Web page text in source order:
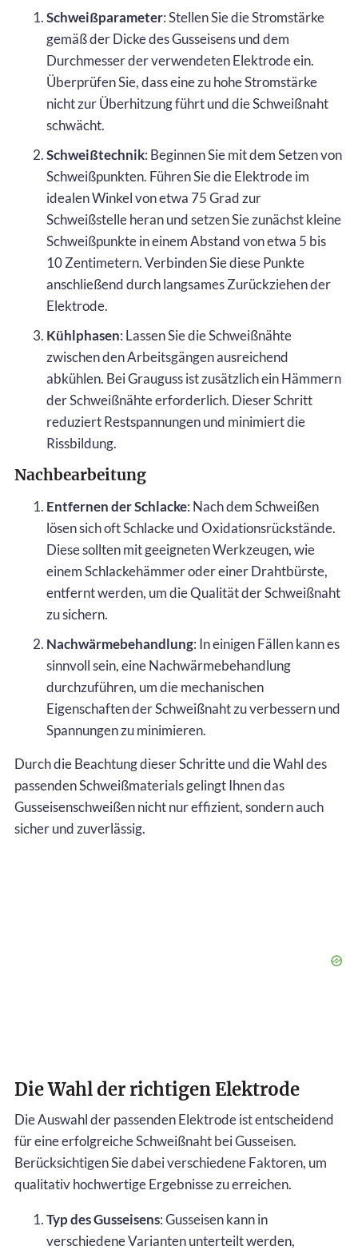
Schweißparameter: Stellen Sie die Stromstärke
gemäß der Dicke des Gusseisens und dem
Durchmesser der verwendeten Elektrode ein.
Überprüfen Sie, dass eine zu hohe Stromstärke
nicht zur Überhitzung führt und die Schweißnaht
schwächt.
Schweißtechnik: Beginnen Sie mit dem Setzen von
Schweißpunkten. Führen Sie die Elektrode im
idealen Winkel von etwa 75 Grad zur
Schweißstelle heran und setzen Sie zunächst kleine
Schweißpunkte in einem Abstand von etwa 5 bis
10 Zentimetern. Verbinden Sie diese Punkte
anschließend durch langsames Zurückziehen der
Elektrode.
Kühlphasen: Lassen Sie die Schweißnähte
zwischen den Arbeitsgängen ausreichend
abkühlen. Bei Grauguss ist zusätzlich ein Hämmern
der Schweißnähte erforderlich. Dieser Schritt
reduziert Restspannungen und minimiert die
Rissbildung.
Nachbearbeitung
Entfernen der Schlacke: Nach dem Schweißen
lösen sich oft Schlacke und Oxidationsrückstände.
Diese sollten mit geeigneten Werkzeugen, wie
einem Schlackehämmer oder einer Drahtbürste,
entfernt werden, um die Qualität der Schweißnaht
zu sichern.
Nachwärmebehandlung: In einigen Fällen kann es
sinnvoll sein, eine Nachwärmebehandlung
durchzuführen, um die mechanischen
Eigenschaften der Schweißnaht zu verbessern und
Spannungen zu minimieren.
Durch die Beachtung dieser Schritte und die Wahl des
passenden Schweißmaterials gelingt Ihnen das
Gusseisenschweißen nicht nur effizient, sondern auch
sicher und zuverlässig.
Die Wahl der richtigen Elektrode
Die Auswahl der passenden Elektrode ist entscheidend
für eine erfolgreiche Schweißnaht bei Gusseisen.
Berücksichtigen Sie dabei verschiedene Faktoren, um
qualitativ hochwertige Ergebnisse zu erreichen.
Typ des Gusseisens: Gusseisen kann in
verschiedene Varianten unterteilt werden,